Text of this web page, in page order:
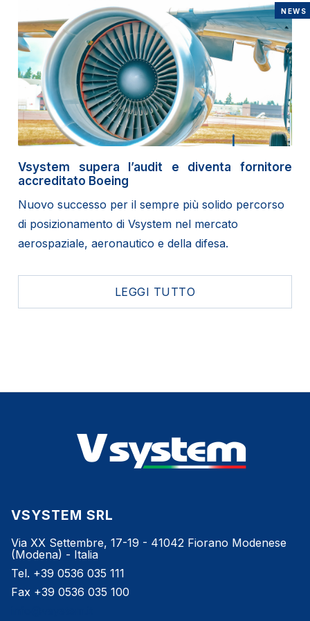
NEWS
Vsystem supera l’audit e diventa fornitore
accreditato Boeing
Nuovo successo per il sempre più solido percorso
di posizionamento di Vsystem nel mercato
aerospaziale, aeronautico e della difesa.
LEGGI TUTTO
VSYSTEM SRL
Via XX Settembre, 17-19 - 41042 Fiorano Modenese
(Modena) - Italia
Tel. +39 0536 035 111
Fax +39 0536 035 100